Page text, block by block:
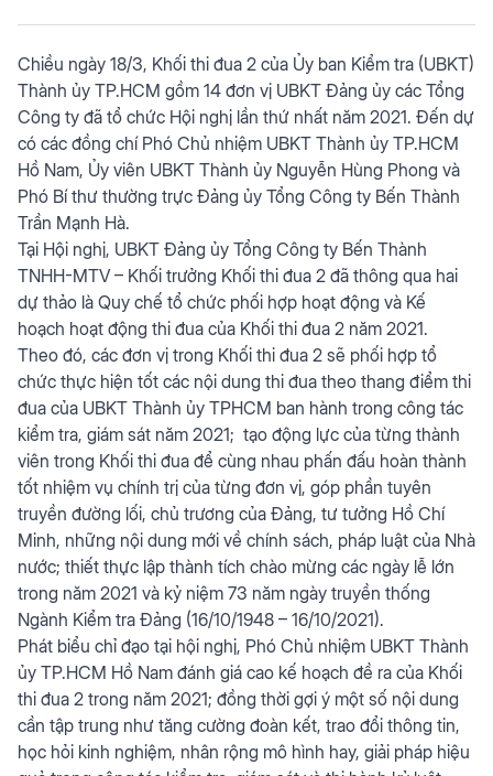
Chiều ngày 18/3, Khối thi đua 2 của Ủy ban Kiểm tra (UBKT)
Thành ủy TP.HCM gồm 14 đơn vị UBKT Đảng ủy các Tổng
Công ty đã tổ chức Hội nghị lần thứ nhất năm 2021. Đến dự
có các đồng chí Phó Chủ nhiệm UBKT Thành ủy TP.HCM
Hồ Nam, Ủy viên UBKT Thành ủy Nguyễn Hùng Phong và
Phó Bí thư thường trực Đảng ủy Tổng Công ty Bến Thành
Trần Mạnh Hà.
Tại Hội nghị, UBKT Đảng ủy Tổng Công ty Bến Thành
TNHH-MTV – Khối trưởng Khối thi đua 2 đã thông qua hai
dự thảo là Quy chế tổ chức phối hợp hoạt động và Kế
hoạch hoạt động thi đua của Khối thi đua 2 năm 2021.
Theo đó, các đơn vị trong Khối thi đua 2 sẽ phối hợp tổ
chức thực hiện tốt các nội dung thi đua theo thang điểm thi
đua của UBKT Thành ủy TPHCM ban hành trong công tác
kiểm tra, giám sát năm 2021; tạo động lực của từng thành
viên trong Khối thi đua để cùng nhau phấn đấu hoàn thành
tốt nhiệm vụ chính trị của từng đơn vị, góp phần tuyên
truyền đường lối, chủ trương của Đảng, tư tưởng Hồ Chí
Minh, những nội dung mới về chính sách, pháp luật của Nhà
nước; thiết thực lập thành tích chào mừng các ngày lễ lớn
trong năm 2021 và kỷ niệm 73 năm ngày truyền thống
Ngành Kiểm tra Đảng (16/10/1948 – 16/10/2021).
Phát biểu chỉ đạo tại hội nghị, Phó Chủ nhiệm UBKT Thành
ủy TP.HCM Hồ Nam đánh giá cao kế hoạch đề ra của Khối
thi đua 2 trong năm 2021; đồng thời gợi ý một số nội dung
cần tập trung như tăng cường đoàn kết, trao đổi thông tin,
học hỏi kinh nghiệm, nhân rộng mô hình hay, giải pháp hiệu